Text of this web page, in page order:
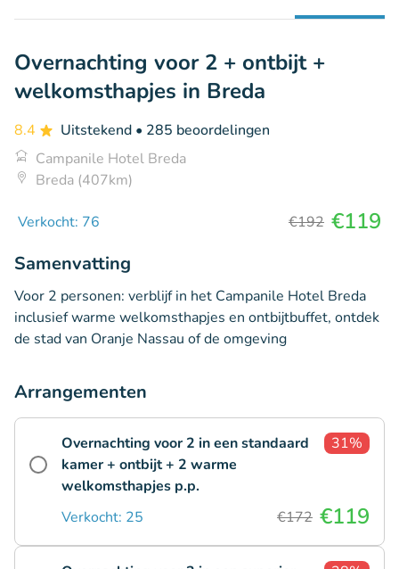
Overnachting voor 2 + ontbijt +
welkomsthapjes in Breda
8.4 Uitstekend • 285 beoordelingen
Campanile Hotel Breda
Breda (407km)
Verkocht: 76 €192 €119
Samenvatting
Voor 2 personen: verblijf in het Campanile Hotel Breda
inclusief warme welkomsthapjes en ontbijtbuffet, ontdek
de stad van Oranje Nassau of de omgeving
Arrangementen
Overnachting voor 2 in een standaard
kamer + ontbijt + 2 warme
welkomsthapjes p.p.
31%
Verkocht: 25 €172 €119